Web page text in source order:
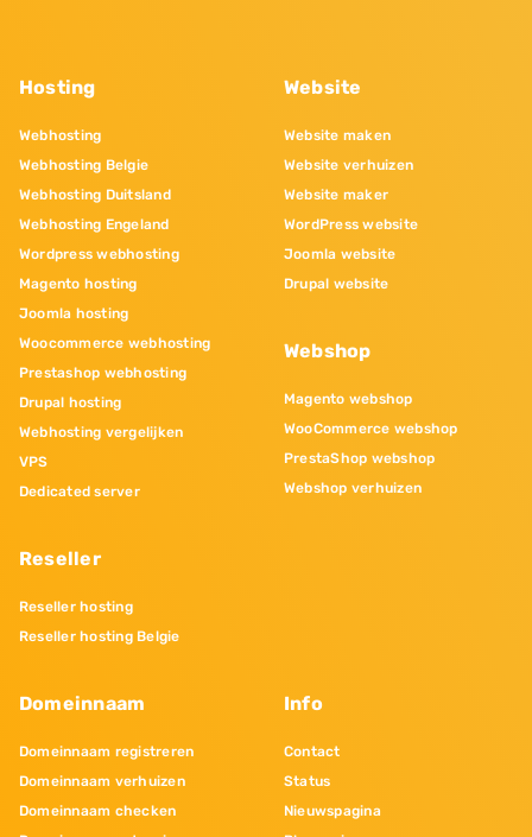
Hosting
Webhosting
Webhosting Belgie
Webhosting Duitsland
Webhosting Engeland
Wordpress webhosting
Magento hosting
Joomla hosting
Woocommerce webhosting
Prestashop webhosting
Drupal hosting
Webhosting vergelijken
VPS
Dedicated server
Reseller
Reseller hosting
Reseller hosting Belgie
Website
Website maken
Website verhuizen
Website maker
WordPress website
Joomla website
Drupal website
Webshop
Magento webshop
WooCommerce webshop
PrestaShop webshop
Webshop verhuizen
Domeinnaam
Domeinnaam registreren
Domeinnaam verhuizen
Domeinnaam checken
Info
Contact
Status
Nieuwspagina